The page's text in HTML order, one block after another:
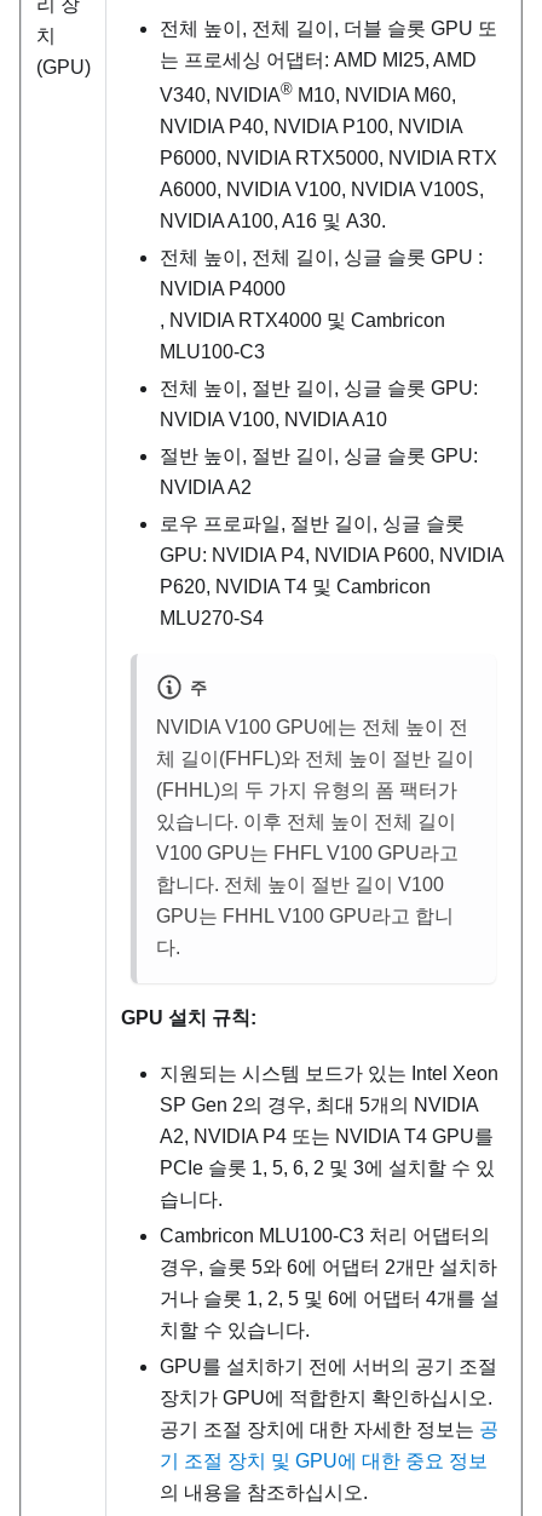
리 장
치
(GPU)
전체 높이, 전체 길이, 더블 슬롯 GPU 또
는 프로세싱 어댑터: AMD MI25, AMD
V340, NVIDIA® M10, NVIDIA M60,
NVIDIA P40, NVIDIA P100, NVIDIA
P6000, NVIDIA RTX5000, NVIDIA RTX
A6000, NVIDIA V100, NVIDIA V100S,
NVIDIA A100, A16 및 A30.
전체 높이, 전체 길이, 싱글 슬롯 GPU :
NVIDIA P4000
, NVIDIA RTX4000 및 Cambricon
MLU100-C3
전체 높이, 절반 길이, 싱글 슬롯 GPU:
NVIDIA V100, NVIDIA A10
절반 높이, 절반 길이, 싱글 슬롯 GPU:
NVIDIA A2
로우 프로파일, 절반 길이, 싱글 슬롯
GPU: NVIDIA P4, NVIDIA P600, NVIDIA
P620, NVIDIA T4 및 Cambricon
MLU270-S4
주
NVIDIA V100 GPU에는 전체 높이 전
체 길이(FHFL)와 전체 높이 절반 길이
(FHHL)의 두 가지 유형의 폼 팩터가
있습니다. 이후 전체 높이 전체 길이
V100 GPU는 FHFL V100 GPU라고
합니다. 전체 높이 절반 길이 V100
GPU는 FHHL V100 GPU라고 합니
다.
GPU 설치 규칙:
지원되는 시스템 보드가 있는 Intel Xeon
SP Gen 2의 경우, 최대 5개의 NVIDIA
A2, NVIDIA P4 또는 NVIDIA T4 GPU를
PCIe 슬롯 1, 5, 6, 2 및 3에 설치할 수 있
습니다.
Cambricon MLU100-C3 처리 어댑터의
경우, 슬롯 5와 6에 어댑터 2개만 설치하
거나 슬롯 1, 2, 5 및 6에 어댑터 4개를 설
치할 수 있습니다.
GPU를 설치하기 전에 서버의 공기 조절
장치가 GPU에 적합한지 확인하십시오.
공기 조절 장치에 대한 자세한 정보는 공
기 조절 장치 및 GPU에 대한 중요 정보
의 내용을 참조하십시오.